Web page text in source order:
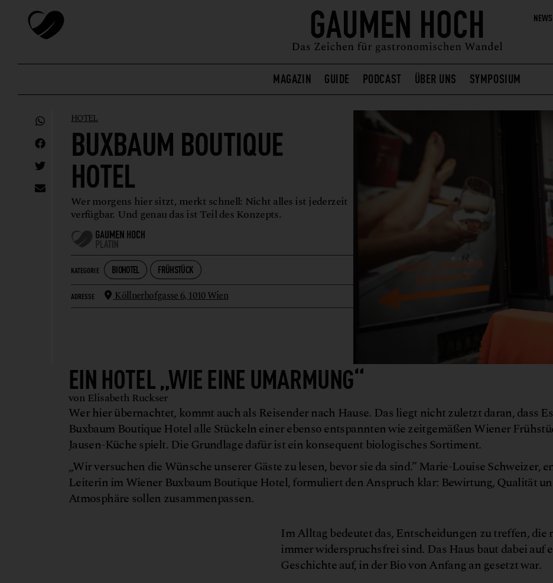
MAGAZIN GUIDE PODCAST ÜBER UNS SYMPOSIUM
HOTEL
BUXBAUM BOUTIQUE
HOTEL
Wer morgens hier sitzt, merkt schnell: Nicht alles ist jederzeit
verfügbar. Und genau das ist Teil des Konzepts.
KATEGORIE BIOHOTEL FRÜHSTÜCK
ADRESSE Köllnerhofgasse 6,1010 Wien
EIN HOTEL „WIE EINE UMARMUNG“
von Elisabeth Ruckser
Wer hier übernachtet, kommt auch als Reisender nach Hause. Das liegt nicht zuletzt daran, dass
Buxbaum Boutique Hotel alle Stückeln einer ebenso entspannten wie zeitgemäßen Wiener
Jausen-Küche spielt. Die Grundlage dafür ist ein konsequent biologisches Sortiment.
„Wir versuchen die Wünsche unserer Gäste zu lesen, bevor sie da sind.” Marie-Louise Schweizer,
Leiterin im Wiener Buxbaum Boutique Hotel, formuliert den Anspruch klar: Bewirtung, Qualität
Atmosphäre sollen zusammenpassen.
Im Alltag bedeutet das, Entscheidungen zu treffen, die
immer widerspruchsfrei sind. Das Haus baut dabei auf
Geschichte auf, in der Bio von Anfang an gesetzt war.